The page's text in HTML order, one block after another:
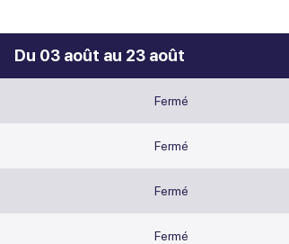
Du 03 août au 23 août
Fermé
Fermé
Fermé
Fermé